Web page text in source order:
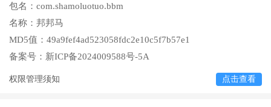
包名： com.shamoluotuo.bbm
名称： 邦邦马
MD5值： 49a9fef4ad523058fdc2e10c5f7b57e1
备案号： 新ICP备2024009588号-5A
权限管理须知 点击查看